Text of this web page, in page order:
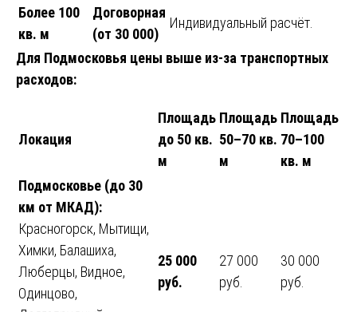
Более 100
кв. м
Договорная
(от 30 000)
Индивидуальный расчёт.
Для Подмосковья цены выше из-за транспортных
расходов:
Локация
Площадь
до 50 кв.
м
Площадь
50–70 кв.
м
Площадь
70–100
кв. м
Подмосковье (до 30
км от МКАД):
Красногорск, Мытищи,
Химки, Балашиха,
Люберцы, Видное,
Одинцово,
25 000
руб.
27 000
руб.
30 000
руб.